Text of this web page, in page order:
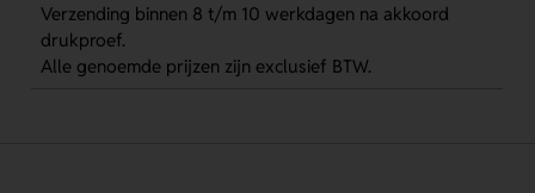
Verzending binnen 8 t/m 10 werkdagen na akkoord
drukproef.
Alle genoemde prijzen zijn exclusief BTW.